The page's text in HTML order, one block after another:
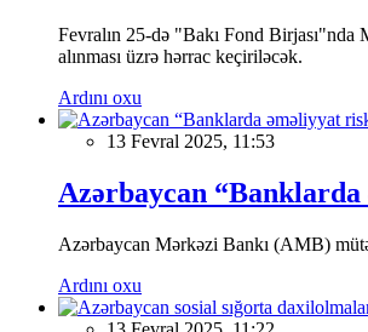
Fevralın 25-də "Bakı Fond
alınması üzrə hərrac keçiriləcək.
Ardını oxu
13 Fevral 2025, 11:53
Azərbaycan
Azərbaycan Mərkəzi Bankı (AMB)
Ardını oxu